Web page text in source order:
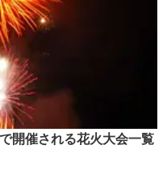
開催される花火大会一覧